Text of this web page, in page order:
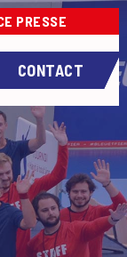
PRESSE
CONTACT